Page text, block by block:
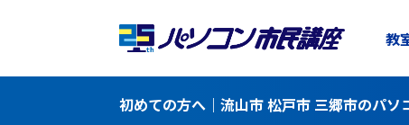
教
初めての方へ｜流山市 松戸市 三郷市のパ